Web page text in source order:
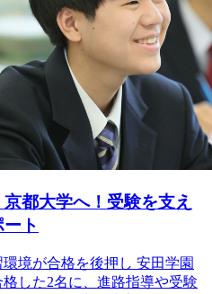
都大学へ！受験を支え
ト
境が合格を後押し 安田学園
した2名に、進路指導や受験